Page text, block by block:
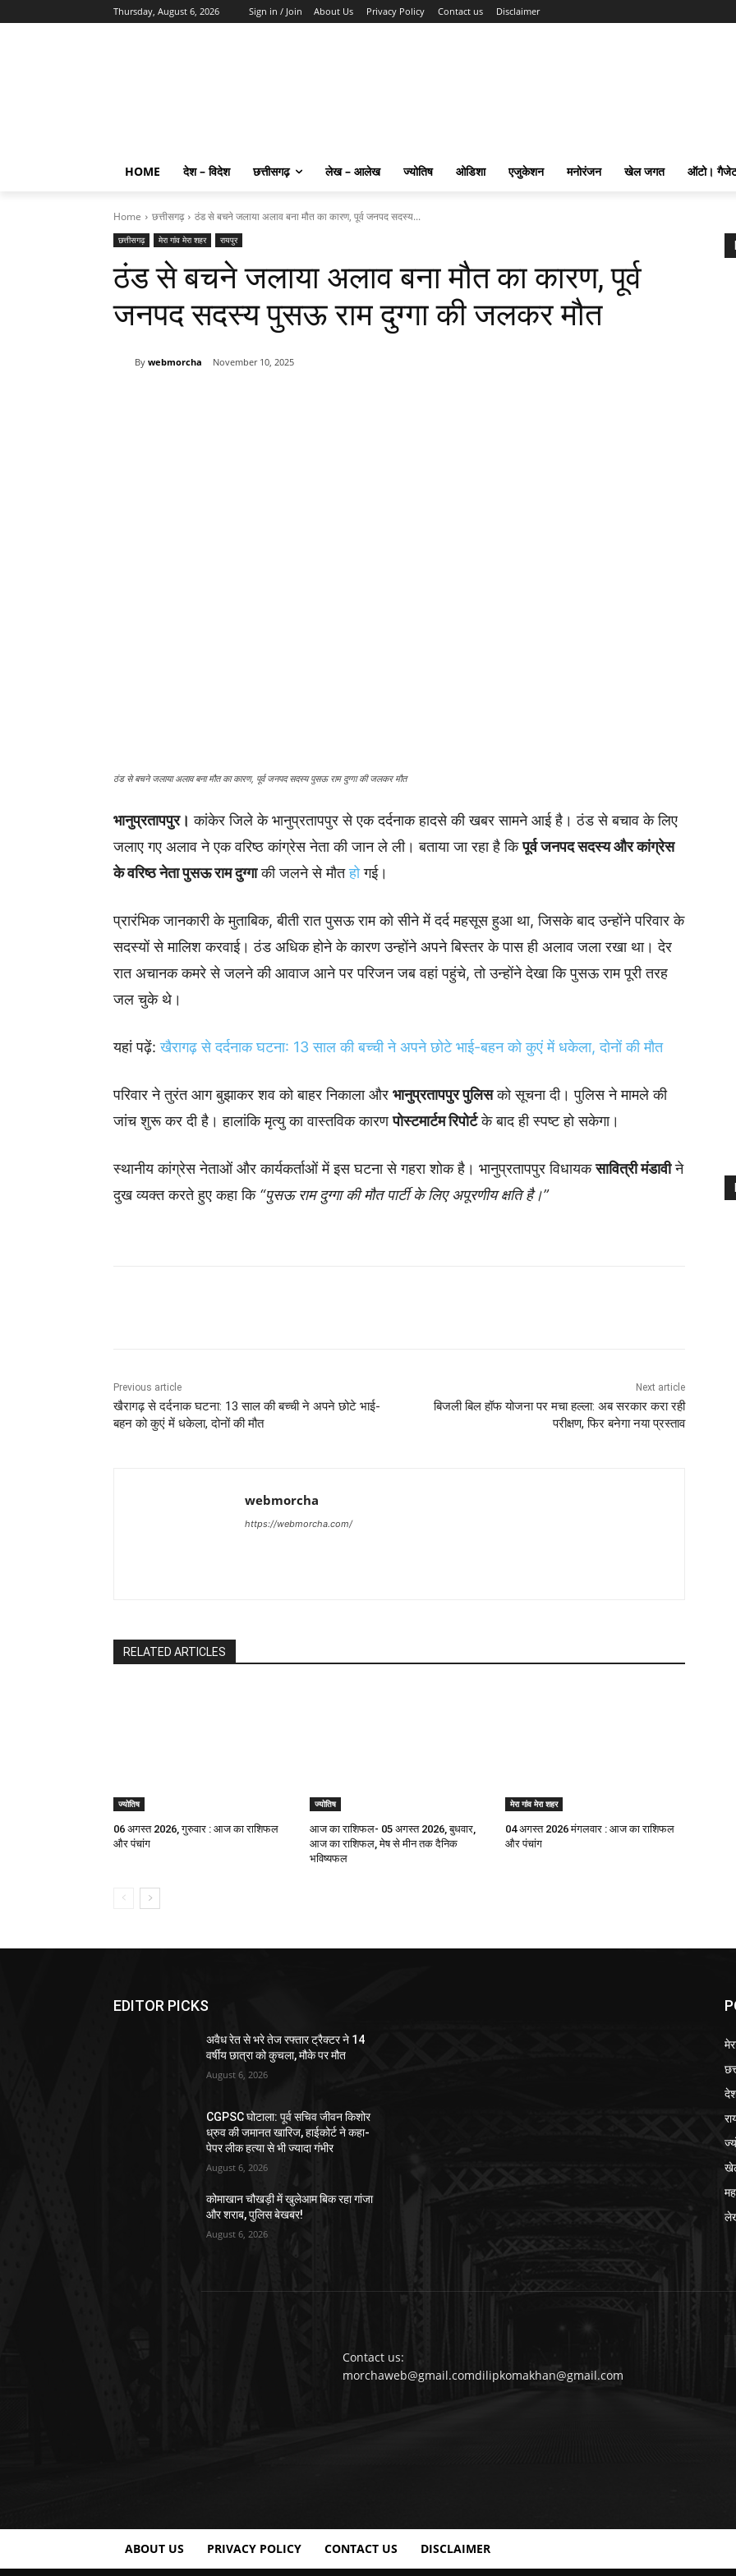
Thursday, August 6, 2026 Sign in / Join About Us Privacy Policy Contact us Disclaimer
HOME देश – विदेश छत्तीसगढ़ लेख – आलेख ज्योतिष ओडिशा एजुकेशन मनोरंजन खेल जगत ऑटो।
Home छत्तीसगढ़ ठंड से बचने जलाया अलाव बना मौत का कारण, पूर्व जनपद सदस्य...
छत्तीसगढ़ मेरा गांव मेरा शहर रायपुर
ठंड से बचने जलाया अलाव बना मौत का कारण, पूर्व
जनपद सदस्य पुसऊ राम दुग्गा की जलकर मौत
By webmorcha November 10, 2025
ठंड से बचने जलाया अलाव बना मौत का कारण, पूर्व जनपद सदस्य पुसऊ राम दुग्गा की जलकर मौत
भानुप्रतापपुर। कांकेर जिले के भानुप्रतापपुर से एक दर्दनाक हादसे की खबर सामने आई है। ठंड से बचाव के लिए
जलाए गए अलाव ने एक वरिष्ठ कांग्रेस नेता की जान ले ली। बताया जा रहा है किपूर्व जनपद सदस्य और कांग्रेस
के वरिष्ठ नेता पुसऊ राम दुग्गाकी जलने से मौतहोगई।
प्रारंभिक जानकारी के मुताबिक, बीती रात पुसऊ राम को सीने में दर्द महसूस हुआ था, जिसके बाद उन्होंने परिवार के
सदस्यों से मालिश करवाई। ठंड अधिक होने के कारण उन्होंने अपने बिस्तर के पास ही अलाव जला रखा था। देर
रात अचानक कमरे से जलने की आवाज आने पर परिजन जब वहां पहुंचे, तो उन्होंने देखा कि पुसऊ राम पूरी तरह
जल चुके थे।
यहां पढ़ें:खैरागढ़ से दर्दनाक घटना: 13 साल की बच्ची ने अपने छोटे भाई-बहन को कुएं में धकेला, दोनों की मौत
परिवार ने तुरंत आग बुझाकर शव को बाहर निकाला और भानुप्रतापपुर पुलिसको सूचना दी। पुलिस ने मामले की
जांच शुरू कर दी है। हालांकि मृत्यु का वास्तविक कारणपोस्टमार्टम रिपोर्टके बाद ही स्पष्ट हो सकेगा।
स्थानीय कांग्रेस नेताओं और कार्यकर्ताओं में इस घटना से गहरा शोक है। भानुप्रतापपुर विधायकसावित्री मंडावीने
दुख व्यक्त करते हुए कहा कि “पुसऊ राम दुग्गा की मौत पार्टी के लिए अपूरणीय क्षति है।”
Previous article
खैरागढ़ से दर्दनाक घटना: 13 साल की बच्ची ने अपने छोटे भाई-
बहन को कुएं में धकेला, दोनों की मौत
Next article
बिजली बिल हॉफ योजना पर मचा हल्ला: अब सरकार करा रही
परीक्षण, फिर बनेगा नया प्रस्ताव
webmorcha
https://webmorcha.com/
RELATED ARTICLES
ज्योतिष
06 अगस्त 2026, गुरुवार : आज का राशिफल
और पंचांग
ज्योतिष
आज का राशिफल- 05 अगस्त 2026, बुधवार,
आज का राशिफल, मेष से मीन तक दैनिक
भविष्यफल
मेरा गांव मेरा शहर
04 अगस्त 2026 मंगलवार : आज का राशिफल
और पंचांग
EDITOR PICKS
अवैध रेत से भरे तेज रफ्तार ट्रैक्टर ने 14
वर्षीय छात्रा को कुचला, मौके पर मौत
August 6, 2026
CGPSC घोटाला: पूर्व सचिव जीवन किशोर
ध्रुव की जमानत खारिज, हाईकोर्ट ने कहा-
पेपर लीक हत्या से भी ज्यादा गंभीर
August 6, 2026
कोमाखान चौखड़ी में खुलेआम बिक रहा गांजा
और शराब, पुलिस बेखबर!
August 6, 2026
Contact us:
morchaweb@gmail.comdilipkomakhan@gmail.com
ABOUT US PRIVACY POLICY CONTACT US DISCLAIMER